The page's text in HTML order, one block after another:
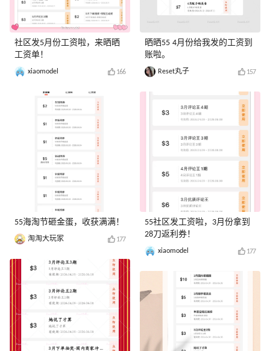
社区发5月份工资啦，来晒晒
工资单！
xiaomodel 166
55海淘节砸金蛋，收获满满！
淘淘大玩家 177
晒晒55 4月份给我发的工资到
账啦。
Reset丸子 157
55社区发工资啦，3月份拿到
28刀返利券！
xiaomodel 177